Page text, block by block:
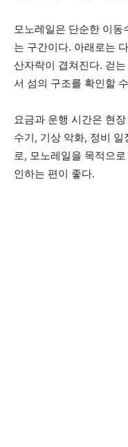
모노레일은 단순한 이동
는 구간이다. 아래로는
산자락이 겹쳐진다. 걷
서 섬의 구조를 확인할
요금과 운행 시간은 현
수기, 기상 악화, 정비
로, 모노레일을 목적으
인하는 편이 좋다.